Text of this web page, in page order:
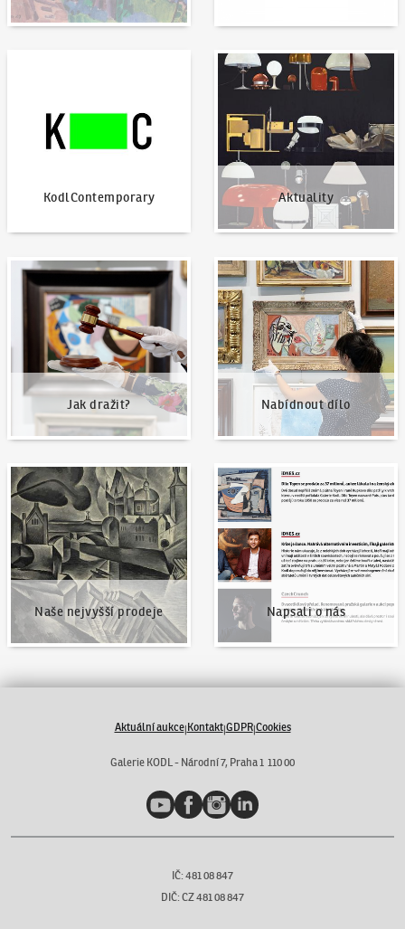
KodlContemporary Aktuality
Aktuality
Jak dražit?
Jak dražit?
Nabídnout dílo
Nabídnout dílo
Naše nejvyšší prodeje
Naše nejvyšší prodeje
Napsali o nás
Napsali o nás
Aktuální aukce|Kontakt|GDPR|Cookies
Galerie KODL - Národní 7, Praha 1 110 00
YouTubeFacebookInstagramLinkedIn
IČ: 481 08 847
DIČ: CZ 481 08 847